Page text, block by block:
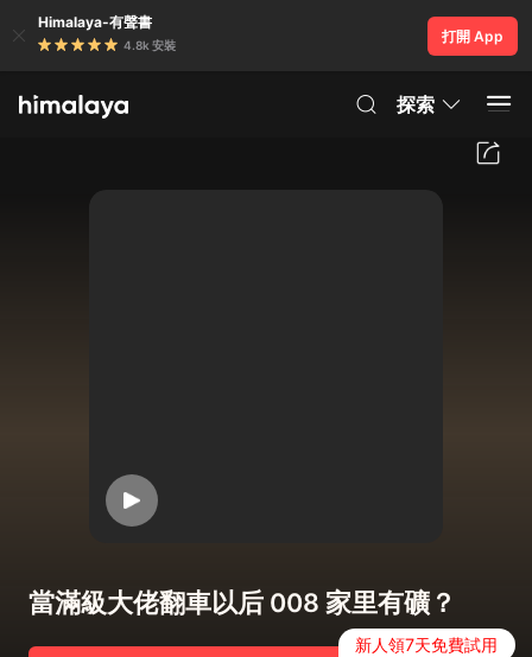
Himalaya-有聲書
4.8k 安裝
打開 App
探索
當滿級大佬翻車以后 008 家里有礦？
新人領7天免費試用